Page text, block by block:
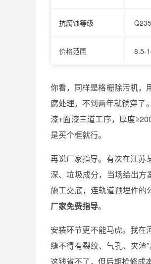
抗腐蚀等级
价格范围 8.5-
你看，同样是格栅除污机，
腐处理，不到两年就锈穿了
漆+面漆三道工序，厚度
是买个框就行。
再说厂家指导。有次在江苏
深、垃圾成分，当场给出方
施工交底，连轨道预埋件的
厂家免费指导。
安装环节更不能马虎。我在
缝不得有裂纹、气孔、夹渣
这钱省不了，但后期抢修成